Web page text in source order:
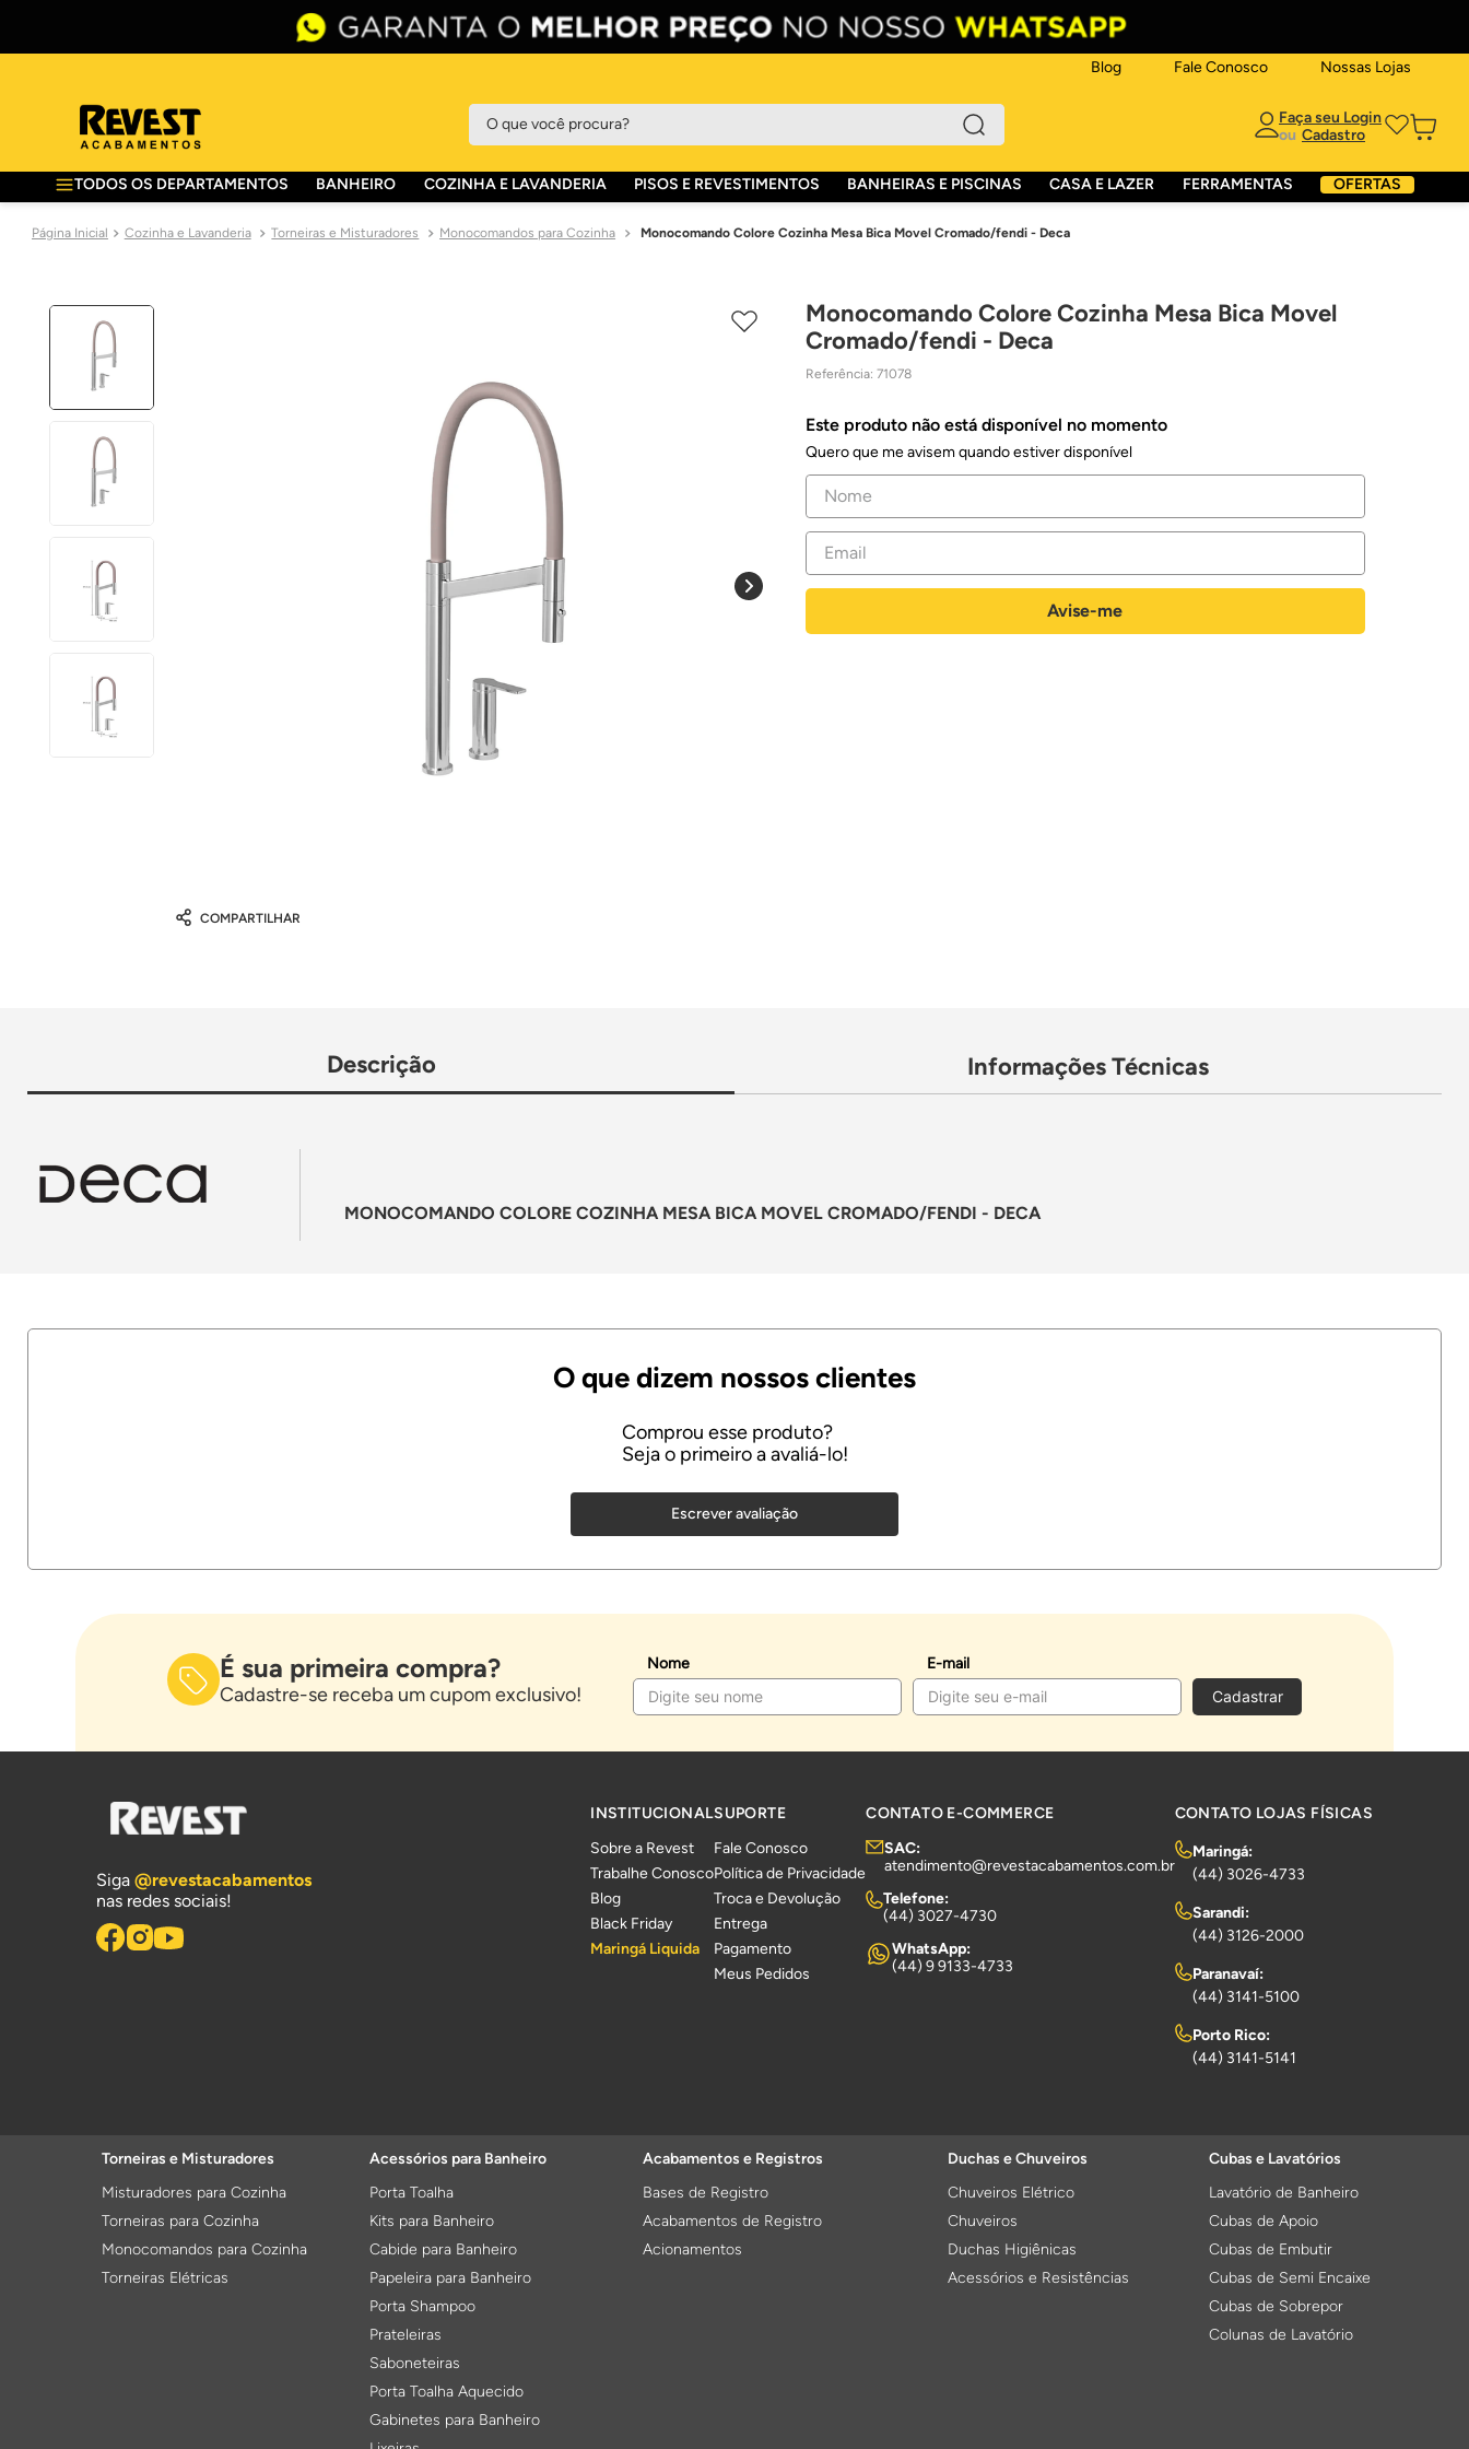
Blog Fale Conosco Nossas Lojas
O que você procura?
ou
TODOS OS DEPARTAMENTOS BANHEIRO COZINHA E LAVANDERIA PISOS E REVESTIMENTOS BANHEIRAS E PISCINAS CASA E LAZER FERRAMENTAS OFERTAS
Cozinha e Lavanderia Torneiras e Misturadores Monocomandos para Cozinha Monocomando Colore Cozinha Mesa Bica Movel Cromado/fendi - Deca
COMPARTILHAR
Monocomando Colore Cozinha Mesa Bica Movel
Cromado/fendi - Deca
Referência: 71078
Este produto não está disponível no momento
Quero que me avisem quando estiver disponível
Descrição Informações Técnicas
MONOCOMANDO COLORE COZINHA MESA BICA MOVEL CROMADO/FENDI - DECA
Escrever avaliação
É sua primeira compra?
Cadastre-se receba um cupom exclusivo!
Nome
E-mail
Cadastrar
Siga @revestacabamentos
nas redes sociais!
INSTITUCIONAL
Sobre a Revest
Trabalhe Conosco
Blog
Black Friday
Maringá Liquida
SUPORTE
Fale Conosco
Política de Privacidade
Troca e Devolução
Entrega
Pagamento
Meus Pedidos
CONTATO E-COMMERCE
SAC:
atendimento@revestacabamentos.com.br
Telefone:
(44) 3027-4730
WhatsApp:
(44) 9 9133-4733
CONTATO LOJAS FÍSICAS
Maringá:
(44) 3026-4733
Sarandi:
(44) 3126-2000
Paranavaí:
(44) 3141-5100
Porto Rico:
(44) 3141-5141
Torneiras e Misturadores
Misturadores para Cozinha
Torneiras para Cozinha
Monocomandos para Cozinha
Torneiras Elétricas
Acessórios para Banheiro
Porta Toalha
Kits para Banheiro
Cabide para Banheiro
Papeleira para Banheiro
Porta Shampoo
Prateleiras
Saboneteiras
Porta Toalha Aquecido
Gabinetes para Banheiro
Acabamentos e Registros
Bases de Registro
Acabamentos de Registro
Acionamentos
Duchas e Chuveiros
Chuveiros Elétrico
Chuveiros
Duchas Higiênicas
Acessórios e Resistências
Cubas e Lavatórios
Lavatório de Banheiro
Cubas de Apoio
Cubas de Embutir
Cubas de Semi Encaixe
Cubas de Sobrepor
Colunas de Lavatório